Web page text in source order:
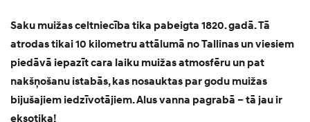
Saku muižas celtniecība tika pabeigta 1820. gadā. Tā
atrodas tikai 10 kilometru attālumā no Tallinas un viesiem
piedāvā iepazīt cara laiku muižas atmosfēru un pat
nakšņošanu istabās, kas nosauktas par godu muižas
bijušajiem iedzīvotājiem. Alus vanna pagrabā – tā jau ir
eksotika!